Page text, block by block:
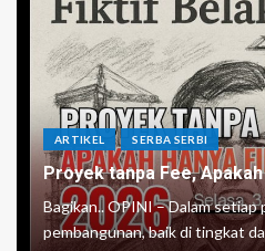
ARTIKEL SERBA SERBI
Proyek tanpa Fee,
Bagikan.. OPINI – Dalam setiap
pembangunan, baik di tingkat